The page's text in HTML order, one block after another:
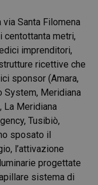
via Santa Filomena
centottanta metri,
imprenditori,
ricettive che
sponsor (Amara,
System, Meridiana
La Meridiana
Tusibiò,
sposato il
l’attivazione
progettate
sistema di